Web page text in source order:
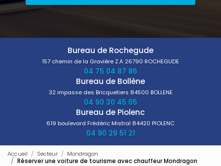
Bureau de Rochegude
157 chemin de la Gravière Z.A 26790 ROCHEGUDE
04 75 04 87 86
Bureau de Bollène
32 impasse des Bricquetiers 84500 BOLLENE
04 90 30 45 05
Bureau de Piolenc
619 boulevard Frédéric Mistral 84420 PIOLENC
04 90 29 51 21
Accueil Secteur
Mondragon
Réserver une voiture de tourisme avec chauffeur Mondragon